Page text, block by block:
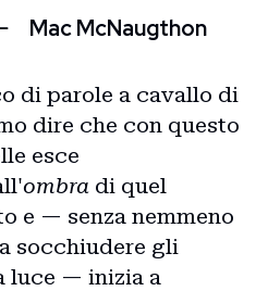
Mac McNaugthon
di parole a cavallo di
dire che con questo
esce
ombra di quel
e — senza nemmeno
socchiudere gli
luce — inizia a